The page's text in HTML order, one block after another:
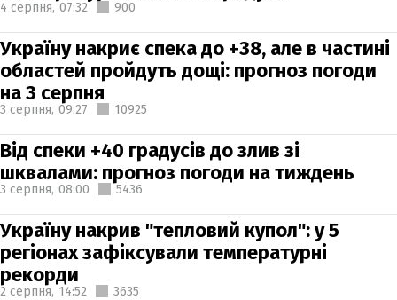
4 серпня, 07:32 900
Україну накриє спека до +38, але в частині
областей пройдуть дощі: прогноз погоди
на 3 серпня
3 серпня, 09:27 10925
Від спеки +40 градусів до злив зі
шквалами: прогноз погоди на тиждень
3 серпня, 08:00 5436
Україну накрив "тепловий купол": у 5
регіонах зафіксували температурні
рекорди
2 серпня, 14:52 3635